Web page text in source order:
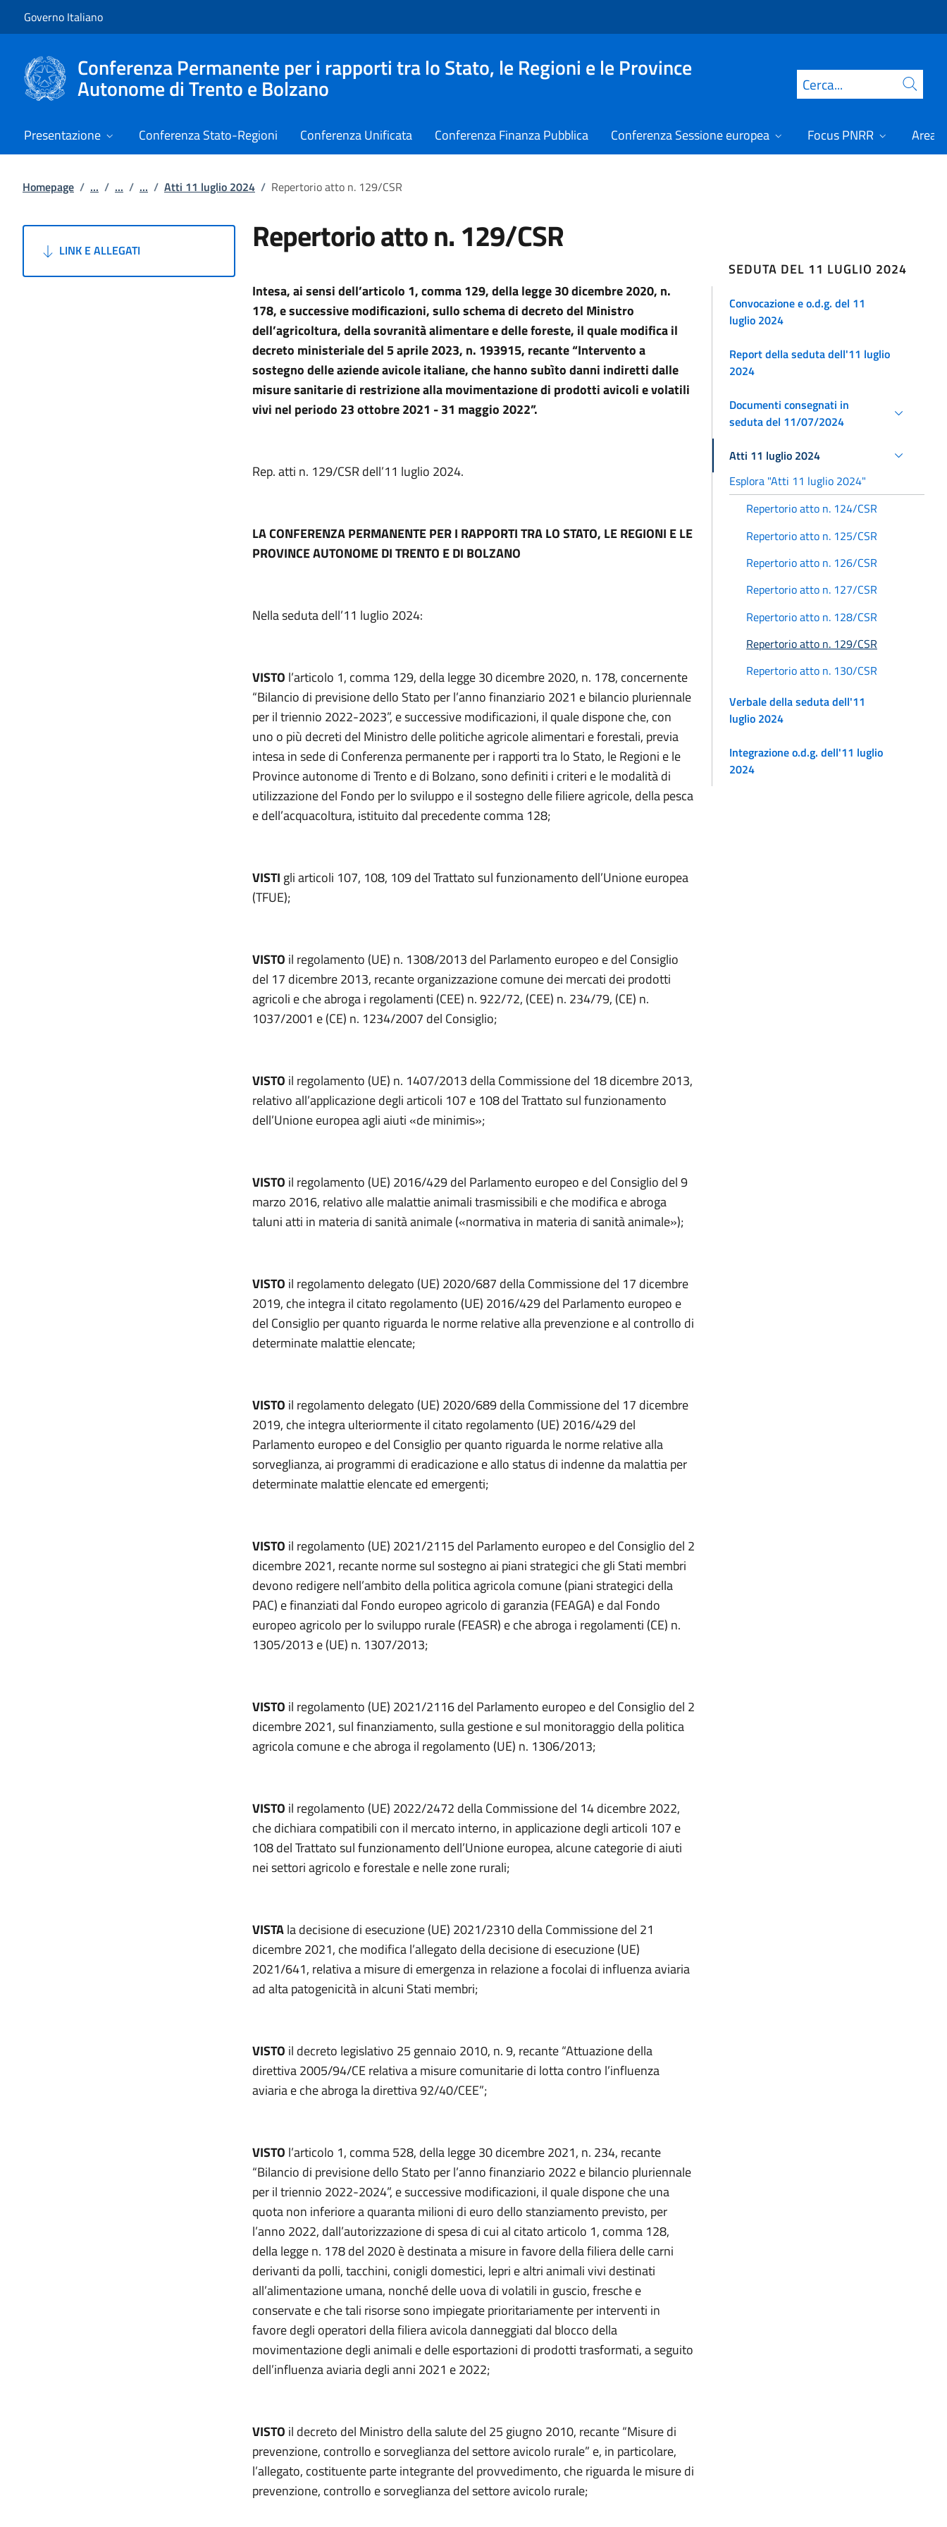
Governo Italiano
Conferenza Permanente per i rapporti tra lo Stato, le Regioni e le Province
Autonome di Trento e Bolzano Cerca
Presentazione Conferenza Stato-Regioni Conferenza Unificata Conferenza Finanza Pubblica Conferenza Sessione europea Focus PNRR Area
Homepage / ... / ... / ... / Atti 11 luglio 2024 / Repertorio atto n. 129/CSR
LINK E ALLEGATI Repertorio atto n. 129/CSR
Intesa, ai sensi dell’articolo 1, comma 129, della legge 30 dicembre 2020, n.
178, e successive modificazioni, sullo schema di decreto del Ministro
dell’agricoltura, della sovranità alimentare e delle foreste, il quale modifica il
decreto ministeriale del 5 aprile 2023, n. 193915, recante “Intervento a
sostegno delle aziende avicole italiane, che hanno subìto danni indiretti dalle
misure sanitarie di restrizione alla movimentazione di prodotti avicoli e volatili
vivi nel periodo 23 ottobre 2021 - 31 maggio 2022”.
Rep. atti n. 129/CSR dell’11 luglio 2024.
LA CONFERENZA PERMANENTE PER I RAPPORTI TRA LO STATO, LE REGIONI E LE
PROVINCE AUTONOME DI TRENTO E DI BOLZANO
Nella seduta dell’11 luglio 2024:
VISTO l’articolo 1, comma 129, della legge 30 dicembre 2020, n. 178, concernente
“Bilancio di previsione dello Stato per l’anno finanziario 2021 e bilancio pluriennale
per il triennio 2022-2023”, e successive modificazioni, il quale dispone che, con
uno o più decreti del Ministro delle politiche agricole alimentari e forestali, previa
intesa in sede di Conferenza permanente per i rapporti tra lo Stato, le Regioni e le
Province autonome di Trento e di Bolzano, sono definiti i criteri e le modalità di
utilizzazione del Fondo per lo sviluppo e il sostegno delle filiere agricole, della pesca
e dell’acquacoltura, istituito dal precedente comma 128;
VISTI gli articoli 107, 108, 109 del Trattato sul funzionamento dell’Unione europea
(TFUE);
VISTO il regolamento (UE) n. 1308/2013 del Parlamento europeo e del Consiglio
del 17 dicembre 2013, recante organizzazione comune dei mercati dei prodotti
agricoli e che abroga i regolamenti (CEE) n. 922/72, (CEE) n. 234/79, (CE) n.
1037/2001 e (CE) n. 1234/2007 del Consiglio;
VISTO il regolamento (UE) n. 1407/2013 della Commissione del 18 dicembre 2013,
relativo all’applicazione degli articoli 107 e 108 del Trattato sul funzionamento
dell’Unione europea agli aiuti «de minimis»;
VISTO il regolamento (UE) 2016/429 del Parlamento europeo e del Consiglio del 9
marzo 2016, relativo alle malattie animali trasmissibili e che modifica e abroga
taluni atti in materia di sanità animale («normativa in materia di sanità animale»);
VISTO il regolamento delegato (UE) 2020/687 della Commissione del 17 dicembre
2019, che integra il citato regolamento (UE) 2016/429 del Parlamento europeo e
del Consiglio per quanto riguarda le norme relative alla prevenzione e al controllo di
determinate malattie elencate;
VISTO il regolamento delegato (UE) 2020/689 della Commissione del 17 dicembre
2019, che integra ulteriormente il citato regolamento (UE) 2016/429 del
Parlamento europeo e del Consiglio per quanto riguarda le norme relative alla
sorveglianza, ai programmi di eradicazione e allo status di indenne da malattia per
determinate malattie elencate ed emergenti;
VISTO il regolamento (UE) 2021/2115 del Parlamento europeo e del Consiglio del 2
dicembre 2021, recante norme sul sostegno ai piani strategici che gli Stati membri
devono redigere nell’ambito della politica agricola comune (piani strategici della
PAC) e finanziati dal Fondo europeo agricolo di garanzia (FEAGA) e dal Fondo
europeo agricolo per lo sviluppo rurale (FEASR) e che abroga i regolamenti (CE) n.
1305/2013 e (UE) n. 1307/2013;
VISTO il regolamento (UE) 2021/2116 del Parlamento europeo e del Consiglio del 2
dicembre 2021, sul finanziamento, sulla gestione e sul monitoraggio della politica
agricola comune e che abroga il regolamento (UE) n. 1306/2013;
VISTO il regolamento (UE) 2022/2472 della Commissione del 14 dicembre 2022,
che dichiara compatibili con il mercato interno, in applicazione degli articoli 107 e
108 del Trattato sul funzionamento dell’Unione europea, alcune categorie di aiuti
nei settori agricolo e forestale e nelle zone rurali;
VISTAla decisione di esecuzione (UE) 2021/2310 della Commissione del 21
dicembre 2021, che modifica l’allegato della decisione di esecuzione (UE)
2021/641, relativa a misure di emergenza in relazione a focolai di influenza aviaria
ad alta patogenicità in alcuni Stati membri;
VISTO il decreto legislativo 25 gennaio 2010, n. 9, recante “Attuazione della
direttiva 2005/94/CE relativa a misure comunitarie di lotta contro l’influenza
aviaria e che abroga la direttiva 92/40/CEE”;
VISTO l’articolo 1, comma 528, della legge 30 dicembre 2021, n. 234, recante
“Bilancio di previsione dello Stato per l’anno finanziario 2022 e bilancio pluriennale
per il triennio 2022-2024”, e successive modificazioni, il quale dispone che una
quota non inferiore a quaranta milioni di euro dello stanziamento previsto, per
l’anno 2022, dall’autorizzazione di spesa di cui al citato articolo 1, comma 128,
della legge n. 178 del 2020 è destinata a misure in favore della filiera delle carni
derivanti da polli, tacchini, conigli domestici, lepri e altri animali vivi destinati
all’alimentazione umana, nonché delle uova di volatili in guscio, fresche e
conservate e che tali risorse sono impiegate prioritariamente per interventi in
favore degli operatori della filiera avicola danneggiati dal blocco della
movimentazione degli animali e delle esportazioni di prodotti trasformati, a seguito
dell’influenza aviaria degli anni 2021 e 2022;
VISTO il decreto del Ministro della salute del 25 giugno 2010, recante “Misure di
prevenzione, controllo e sorveglianza del settore avicolo rurale” e, in particolare,
l’allegato, costituente parte integrante del provvedimento, che riguarda le misure di
prevenzione, controllo e sorveglianza del settore avicolo rurale;
SEDUTA DEL 11 LUGLIO 2024
Convocazione e o.d.g. del 11
luglio 2024
Report della seduta dell'11 luglio
2024
Documenti consegnati in
seduta del 11/07/2024
Atti 11 luglio 2024
Esplora "Atti 11 luglio 2024"
Repertorio atto n. 124/CSR
Repertorio atto n. 125/CSR
Repertorio atto n. 126/CSR
Repertorio atto n. 127/CSR
Repertorio atto n. 128/CSR
Repertorio atto n. 129/CSR
Repertorio atto n. 130/CSR
Verbale della seduta dell'11
luglio 2024
Integrazione o.d.g. dell'11 luglio
2024